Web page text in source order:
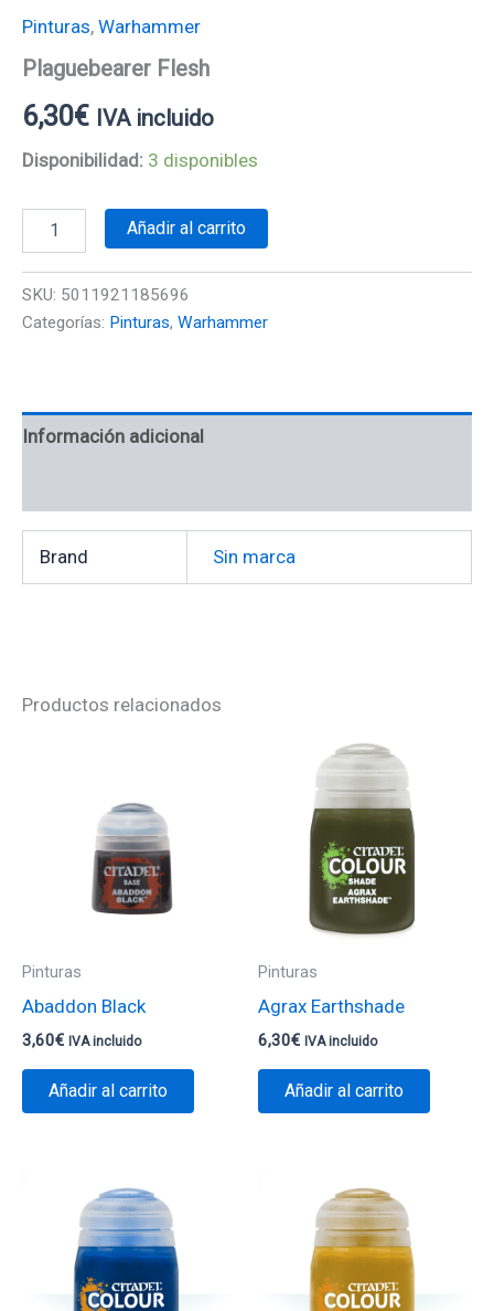
Pinturas, Warhammer
Plaguebearer Flesh
6,30€ IVA incluido
Disponibilidad: 3 disponibles
Añadir al carrito
SKU: 5011921185696
Categorías: Pinturas, Warhammer
Información adicional
Brand Sin marca
Productos relacionados
Pinturas
Abaddon Black
3,60€ IVA incluido
Añadir al carrito
Pinturas
Agrax Earthshade
6,30€ IVA incluido
Añadir al carrito